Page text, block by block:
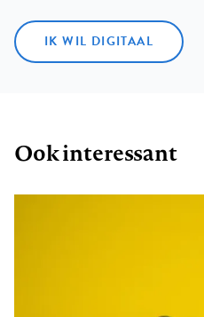
IK WIL DIGITAAL
Ook interessant